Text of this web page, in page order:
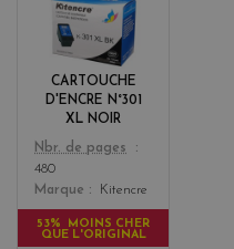
CARTOUCHE
D'ENCRE N°301
XL NOIR
Color
l
a
c
k
Nbr. de pages
480
Marque
Kitencre
53% MOINS CHER
QUE L'ORIGINAL